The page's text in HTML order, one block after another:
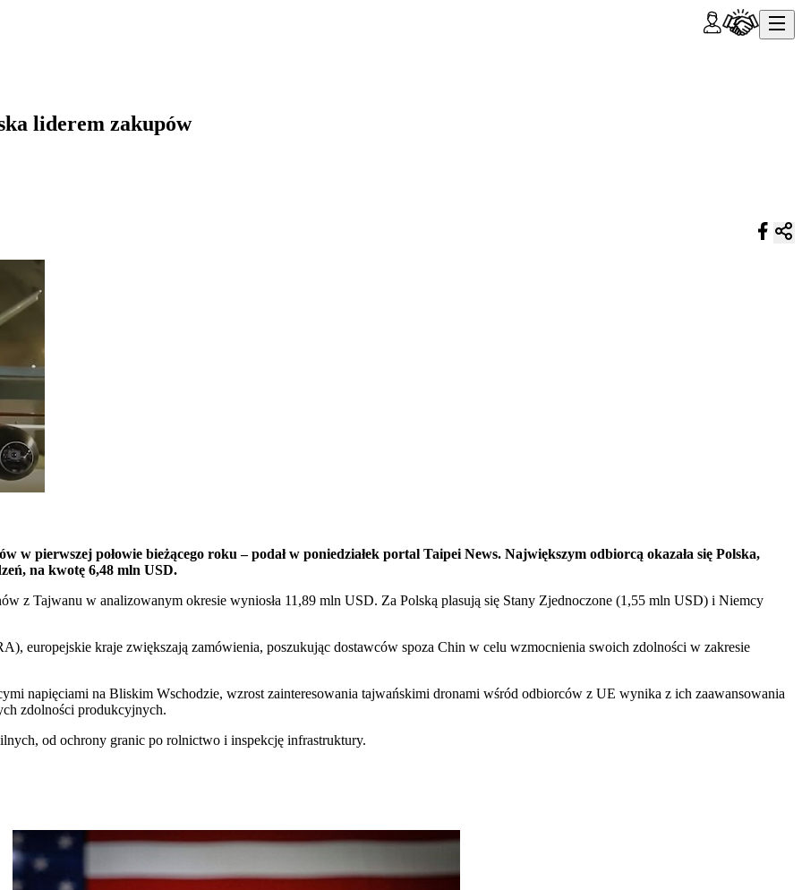
liderem zakupów
pierwszej połowie bieżącego roku – podał w poniedziałek portal Taipei News. Największym odbiorcą okazała się Polska,
na kwotę 6,48 mln USD.
z Tajwanu w analizowanym okresie wyniosła 11,89 mln USD. Za Polską plasują się Stany Zjednoczone (1,55 mln USD) i Niemcy
europejskie kraje zwiększają zamówienia, poszukując dostawców spoza Chin w celu wzmocnienia swoich zdolności w zakresie
napięciami na Bliskim Wschodzie, wzrost zainteresowania tajwańskimi dronami wśród odbiorców z UE wynika z ich zaawansowania
zdolności produkcyjnych.
od ochrony granic po rolnictwo i inspekcję infrastruktury.